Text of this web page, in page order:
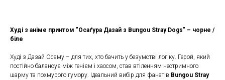
Худі з аніме принтом "Осаґура Дазай з Bungou Stray Dogs" – чорне /
біле
Худі з Дазай Осаму – для тих, хто бачить у безумстві логіку. Герой, який
постійно балансує між генієм і хаосом, став втіленням нестримного
шарму та похмурого гумору. Ідеальний вибір для фанатів Bungou Stray